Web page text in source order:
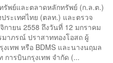
พย์และตลาดหลักทรัพย์ (ก.ล.ต.)
ระเทศไทย (ตลท.) และตรวจ
ายน 2558 ถึงวันที่ 12 มกราคม
มาภรณ์ ปราสาททองโอสถ ผู้
เทพ หรือ BDMS และนางนฤมล
ารบินกรุงเทพ จำกัด (...